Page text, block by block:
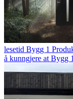
lesetid Bygg 1
å kunngjere at Bygg